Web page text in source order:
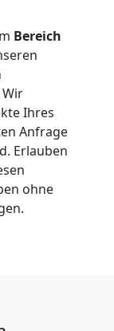
Bereich
Ihres
Anfrage
Erlauben
ohne